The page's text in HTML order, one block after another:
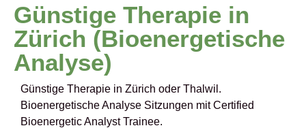
Günstige Therapie in
Zürich (Bioenergetische
Analyse)
Günstige Therapie in Zürich oder Thalwil.
Bioenergetische Analyse Sitzungen mit Certified
Bioenergetic Analyst Trainee.